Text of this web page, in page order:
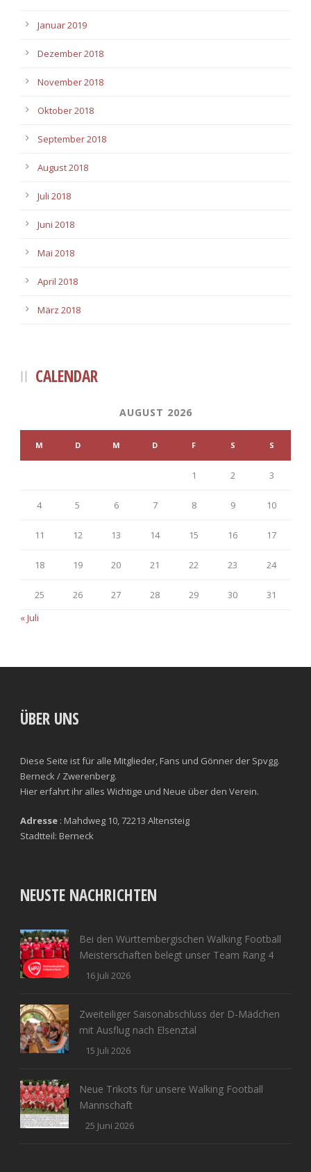
Januar 2019
Dezember 2018
November 2018
Oktober 2018
September 2018
August 2018
Juli 2018
Juni 2018
Mai 2018
April 2018
März 2018
CALENDAR
AUGUST 2026
M D M D F S S
1 2 3
4 5 6 7 8 9 10
11 12 13 14 15 16 17
18 19 20 21 22 23 24
25 26 27 28 29 30
31
« Juli
ÜBER UNS
Diese Seite ist für alle Mitglieder, Fans und Gönner der Spvgg.
Berneck / Zwerenberg.
Hier erfahrt ihr alles Wichtige und Neue über den Verein.
Adresse : Mahdweg 10, 72213 Altensteig
Stadtteil: Berneck
NEUSTE NACHRICHTEN
Bei den Württembergischen Walking Football
Meisterschaften belegt unser Team Rang 4
16 Juli 2026
Zweiteiliger Saisonabschluss der D-Mädchen
mit Ausflug nach Elsenztal
15 Juli 2026
Neue Trikots für unsere Walking Football
Mannschaft
25 Juni 2026